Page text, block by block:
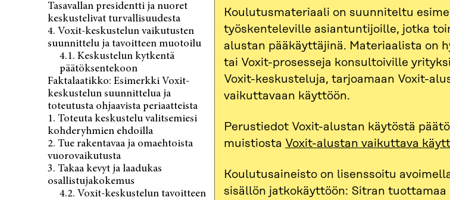
Tasavallan presidentti ja nuoret
keskustelivat turvallisuudesta
4. Voxit-keskustelun vaikutusten
suunnittelu ja tavoitteen muotoilu
4.1. Keskustelun kytkentä
päätöksentekoon
Faktalaatikko: Esimerkki Voxit-
keskustelun suunnittelua ja
toteutusta ohjaavista periaatteista
1. Toteuta keskustelu valitsemiesi
kohderyhmien ehdoilla
2. Tue rakentavaa ja omaehtoista
vuorovaikutusta
3. Takaa kevyt ja laadukas
osallistujakokemus
4.2. Voxit-keskustelun tavoitteen
Koulutusmateriaali on suunniteltu
työskenteleville asiantuntijoille, jotka
alustan pääkäyttäjinä. Materiaalista on
tai Voxit-prosesseja konsultoiville
Voxit-keskusteluja, tarjoamaan Voxit-
vaikuttavaan käyttöön.
Perustiedot Voxit-alustan käytöstä
muistiosta Voxit-alustan vaikuttava
Koulutusaineisto on lisenssoitu
sisällön jatkokäyttöön: Sitran